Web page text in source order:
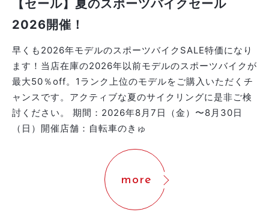
【セール】夏のスポーツバイクセール
2026開催！
早くも2026年モデルのスポーツバイクSALE特価になり
ます！当店在庫の2026年以前モデルのスポーツバイクが
最大50％off。1ランク上位のモデルをご購入いただくチ
ャンスです。アクティブな夏のサイクリングに是非ご検
討ください。 期間：2026年8月7日（金）〜8月30日
（日）開催店舗：自転車のきゅ
more